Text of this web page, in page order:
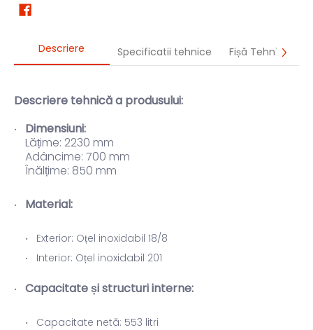
Descriere Specificatii tehnice Fișă Tehnică
Descriere tehnică a produsului:
Dimensiuni:
Lățime: 2230 mm
Adâncime: 700 mm
Înălțime: 850 mm
Material:
Exterior: Oțel inoxidabil 18/8
Interior: Oțel inoxidabil 201
Capacitate și structuri interne:
Capacitate netă: 553 litri